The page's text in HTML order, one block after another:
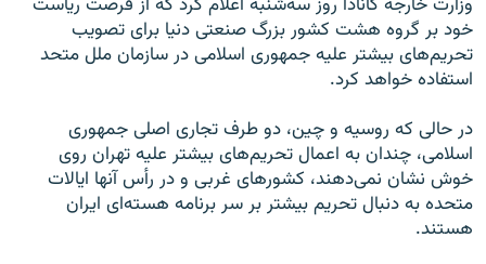
وزارت خارجه کانادا روز سه‌شنبه اعلام کرد که از فرصت ریاست
خود بر گروه هشت کشور بزرگ صنعتی دنیا برای تصویب
تحریم‌های بیشتر علیه جمهوری اسلامی در سازمان ملل متحد
استفاده خواهد کرد.
در حالی که روسیه و چین، دو طرف تجاری اصلی جمهوری
اسلامی، چندان به اعمال تحریم‌های بیشتر علیه تهران روی
خوش نشان نمی‌دهند، کشورهای غربی و در رأس آنها ایالات
متحده به دنبال تحریم بیشتر بر سر برنامه هسته‌ای ایران
هستند.